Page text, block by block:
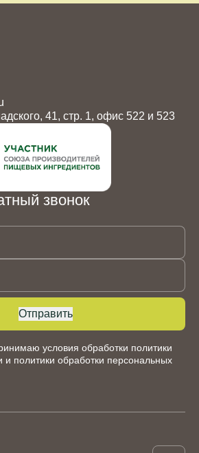
41, стр. 1, офис 522 и 523
звонок
Отправить
условия обработки политики
и политики обработки персональных